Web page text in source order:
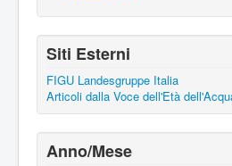
Siti Esterni
FIGU Landesgruppe Italia
Articoli dalla Voce dell'Età
Anno/Mese